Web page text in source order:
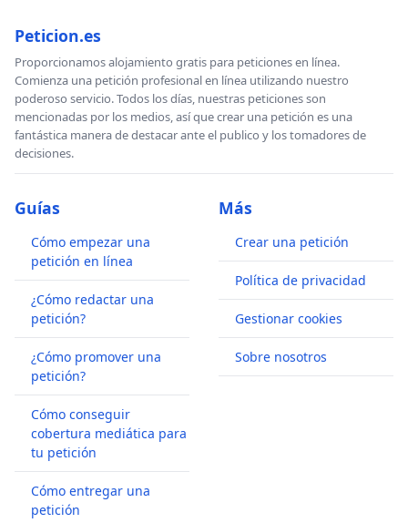
Peticion.es
Proporcionamos alojamiento gratis para peticiones en línea.
Comienza una petición profesional en línea utilizando nuestro
poderoso servicio. Todos los días, nuestras peticiones son
mencionadas por los medios, así que crear una petición es una
fantástica manera de destacar ante el publico y los tomadores de
decisiones.
Guías
Cómo empezar una
petición en línea
¿Cómo redactar una
petición?
¿Cómo promover una
petición?
Cómo conseguir
cobertura mediática para
tu petición
Cómo entregar una
petición
Más
Crear una petición
Política de privacidad
Gestionar cookies
Sobre nosotros